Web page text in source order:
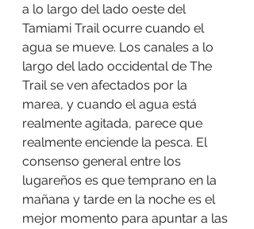
a lo largo del lado oeste del
Tamiami Trail ocurre cuando el
agua se mueve. Los canales a lo
largo del lado occidental de The
Trail se ven afectados por la
marea, y cuando el agua está
realmente agitada, parece que
realmente enciende la pesca. El
consenso general entre los
lugareños es que temprano en la
mañana y tarde en la noche es el
mejor momento para apuntar a las